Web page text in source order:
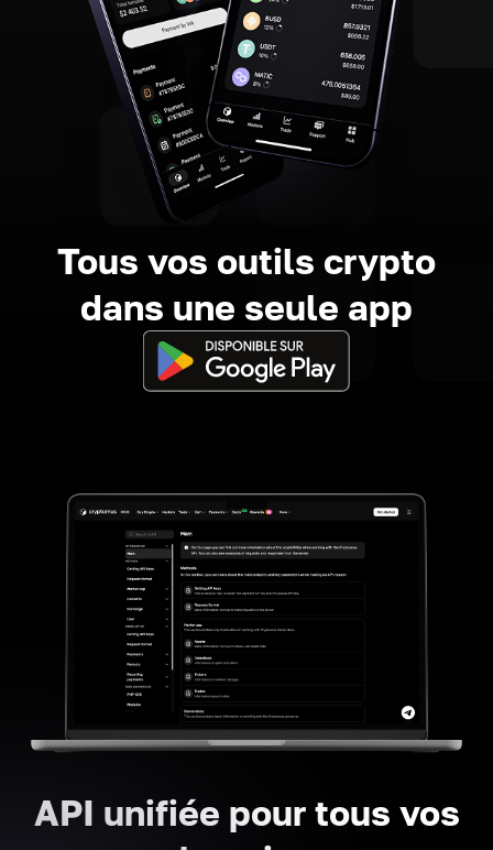
Tous vos outils crypto
dans une seule app
API unifiée pour tous vos